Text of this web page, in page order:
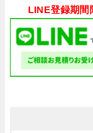
LINE登録期間